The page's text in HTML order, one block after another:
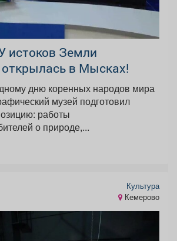
истоков Земли
открылась в Мысках!
дню коренных народов мира
музей подготовил
работы
о природе,...
Культура
Кемерово